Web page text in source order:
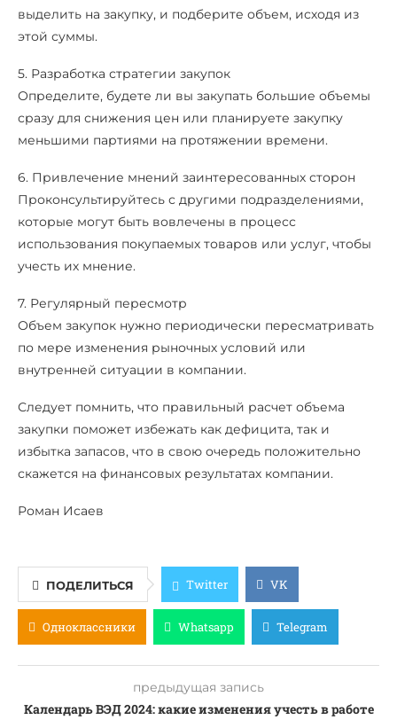
выделить на закупку, и подберите объем, исходя из
этой суммы.
5. Разработка стратегии закупок
Определите, будете ли вы закупать большие объемы
сразу для снижения цен или планируете закупку
меньшими партиями на протяжении времени.
6. Привлечение мнений заинтересованных сторон
Проконсультируйтесь с другими подразделениями,
которые могут быть вовлечены в процесс
использования покупаемых товаров или услуг, чтобы
учесть их мнение.
7. Регулярный пересмотр
Объем закупок нужно периодически пересматривать
по мере изменения рыночных условий или
внутренней ситуации в компании.
Следует помнить, что правильный расчет объема
закупки поможет избежать как дефицита, так и
избытка запасов, что в свою очередь положительно
скажется на финансовых результатах компании.
Роман Исаев
ПОДЕЛИТЬСЯ Twitter VK
Одноклассники Whatsapp Telegram
предыдущая запись
Календарь ВЭД 2024: какие изменения учесть в работе